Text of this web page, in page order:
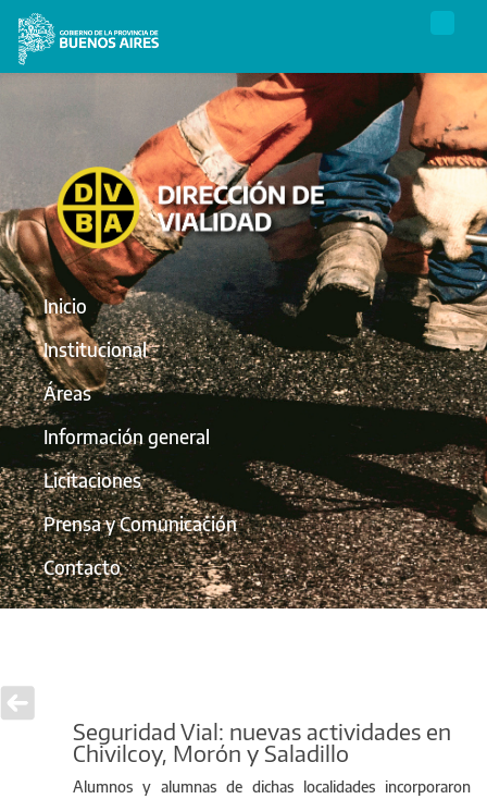
Inicio
Institucional
Áreas
Información general
Licitaciones
Prensa y Comunicación
Contacto
Seguridad Vial: nuevas actividades en
Chivilcoy, Morón y Saladillo
Alumnos y alumnas de dichas localidades incorporaron